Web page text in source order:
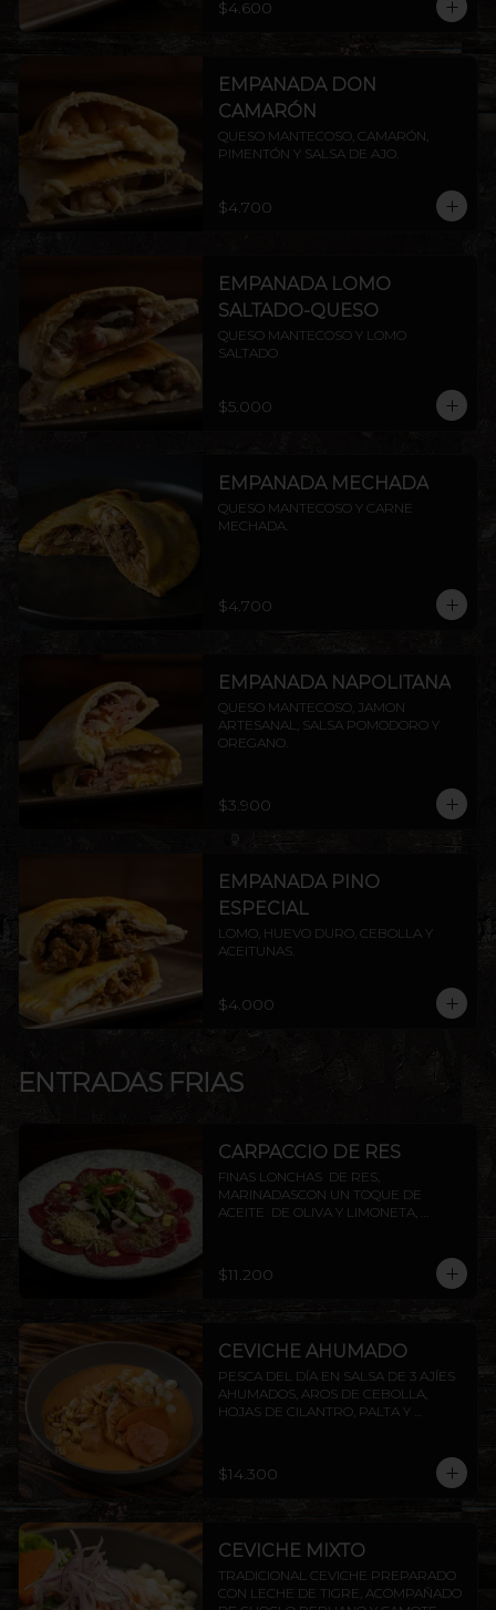
$4.600
EMPANADA DON
CAMARÓN
QUESO MANTECOSO, CAMARÓN,
PIMENTÓN Y SALSA DE AJO.
$4.700
EMPANADA LOMO
SALTADO-QUESO
QUESO MANTECOSO Y LOMO
SALTADO
$5.000
EMPANADA MECHADA
QUESO MANTECOSO Y CARNE
MECHADA.
$4.700
EMPANADA NAPOLITANA
QUESO MANTECOSO, JAMON
ARTESANAL, SALSA POMODORO Y
OREGANO.
$3.900
EMPANADA PINO
ESPECIAL
LOMO, HUEVO DURO, CEBOLLA Y
ACEITUNAS.
$4.000
ENTRADAS FRIAS
CARPACCIO DE RES
FINAS LONCHAS  DE RES,
MARINADASCON UN TOQUE DE
ACEITE  DE OLIVA Y LIMONETA,
TERMINADO CON TOQUES DE
PIMIENTA
$11.200
CEVICHE AHUMADO
PESCA DEL DÍA EN SALSA DE 3 AJÍES
AHUMADOS, AROS DE CEBOLLA,
HOJAS DE CILANTRO, PALTA Y
$14.300
CEVICHE MIXTO
TRADICIONAL CEVICHE PREPARADO
CON LECHE DE TIGRE, ACOMPAÑADO